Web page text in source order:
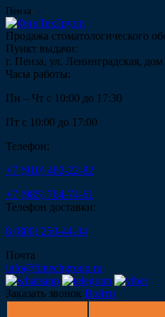
Пенза
Продажа стоматологического
Пункт выдачи:
г. Пенза, ул. Ленинградская, дом
Часы работы:
Пн – Чт с 10:00 до 17:30
Пт с 10:00 до 17:00
Телефон:
+7 (910) 482-22-82
+7 (985) 764-74-61
Телефон доставки:
8 (800) 250-44-34
Почта
info@fintechgroup.ru
Заказать звонок Войти